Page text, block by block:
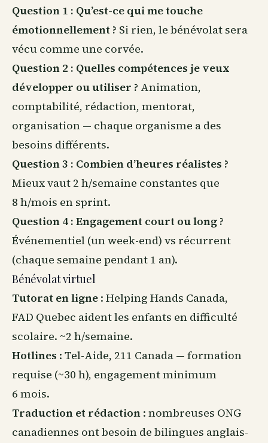
Question 1 : Qu’est-ce qui me touche
émotionnellement ? Si rien, le bénévolat sera
vécu comme une corvée.
Question 2 : Quelles compétences je veux
développer ou utiliser ? Animation,
comptabilité, rédaction, mentorat,
organisation — chaque organisme a des
besoins différents.
Question 3 : Combien d’heures réalistes ?
Mieux vaut 2 h/semaine constantes que
8 h/mois en sprint.
Question 4 : Engagement court ou long ?
Événementiel (un week-end) vs récurrent
(chaque semaine pendant 1 an).
Bénévolat virtuel
Tutorat en ligne : Helping Hands Canada,
FAD Quebec aident les enfants en difficulté
scolaire. ~2 h/semaine.
Hotlines : Tel-Aide, 211 Canada — formation
requise (~30 h), engagement minimum
6 mois.
Traduction et rédaction : nombreuses ONG
canadiennes ont besoin de bilingues anglais-